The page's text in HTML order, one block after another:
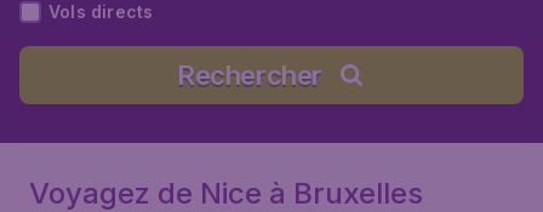
Vols directs
Rechercher
Voyagez de Nice à Bruxelles